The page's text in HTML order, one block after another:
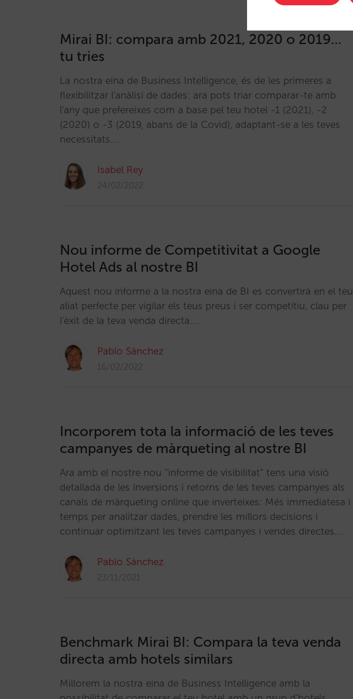
Mirai BI: compara amb 2021, 2020 o 2019…
tu tries
La nostra eina de Business Intelligence, és de les primeres a
flexibilitzar l'anàlisi de dades: ara pots triar comparar-te amb
l'any que prefereixes com a base pel teu hotel -1 (2021), -2
(2020) o -3 (2019, abans de la Covid), adaptant-se a les teves
necessitats.…
Isabel Rey
24/02/2022
Nou informe de Competitivitat a Google
Hotel Ads al nostre BI
Aquest nou informe a la nostra eina de BI es convertirà en el teu
aliat perfecte per vigilar els teus preus i ser competitiu, clau per
l'èxit de la teva venda directa.…
Pablo Sánchez
16/02/2022
Incorporem tota la informació de les teves
campanyes de màrqueting al nostre BI
Ara amb el nostre nou “informe de visibilitat” tens una visió
detallada de les inversions i retorns de les teves campanyes als
canals de màrqueting online que inverteixes: Més immediatesa i
temps per analitzar dades, prendre les millors decisions i
continuar optimitzant les teves campanyes i vendes directes.…
Pablo Sánchez
23/11/2021
Benchmark Mirai BI: Compara la teva venda
directa amb hotels similars
Millorem la nostra eina de Business Intelligence amb la